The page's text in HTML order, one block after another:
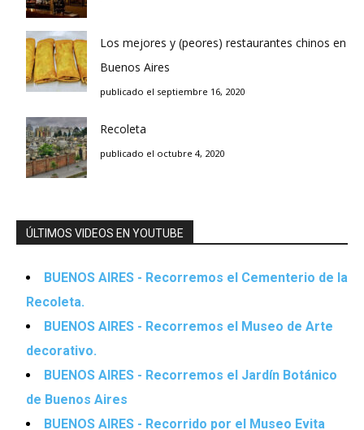
Los mejores y (peores) restaurantes chinos en
Buenos Aires
publicado el septiembre 16, 2020
Recoleta
publicado el octubre 4, 2020
ÚLTIMOS VIDEOS EN YOUTUBE
BUENOS AIRES - Recorremos el Cementerio de la
Recoleta.
BUENOS AIRES - Recorremos el Museo de Arte
decorativo.
BUENOS AIRES - Recorremos el Jardín Botánico
de Buenos Aires
BUENOS AIRES - Recorrido por el Museo Evita